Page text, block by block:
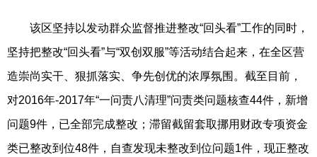
该区坚持以发动群众监督推进整改“回头看”工作的同时，
坚持把整改“回头看”与“双创双服”等活动结合起来，在全区营
造崇尚实干、狠抓落实、争先创优的浓厚氛围。截至目前，
对2016年-2017年“一问责八清理”问责类问题核查44件，新增
问题9件，已全部完成整改；滞留截留套取挪用财政专项资金
类已整改到位48件，自查发现未整改到位问题1件，现正整改